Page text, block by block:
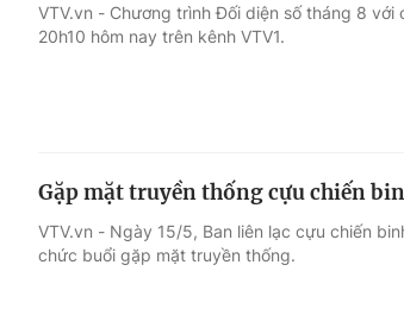
VTV.vn - Chương trình Đối diện số tháng 8
20h10 hôm nay trên kênh VTV1.
Gặp mặt truyền thống cựu chiến
VTV.vn - Ngày 15/5, Ban liên lạc cựu chiến
chức buổi gặp mặt truyền thống.